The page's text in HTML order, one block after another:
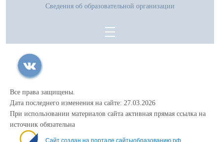
Сведения об образовательной организации
Все права защищены.
Дата последнего изменения на сайте: 27.03.2026
При использовании материалов сайта активная прямая ссылка на
источник обязательна
Сайт создан на портале сайтыобразованию.рф